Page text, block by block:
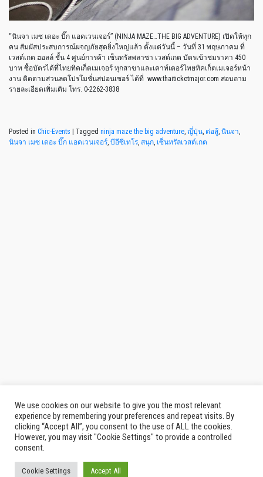
“นินจา เมซ เดอะ บิ๊ก แอดเวนเจอร์” (NINJA MAZE…THE BIG ADVENTURE) เปิดให้ทุก
คน สัมผัสประสบการณ์ผจญภัยสุดยิ่งใหญ่แล้ว ตั้งแต่วันนี้ – วันที่ 31 พฤษภาคม ที่
เวสต์เกต ฮอลล์ ชั้น 4 ศูนย์การค้า เซ็นทรัลพลาซา เวสต์เกต บัตรเข้าชมราคา 450
บาท ซื้อบัตรได้ที่ไทยทิคเก็ตเมเจอร์ ทุกสาขาและเคาท์เตอร์ไทยทิคเก็ตเมเจอร์หน้า
งาน ติดตามส่วนลดโปรโมชั่นสปอนเซอร์ ได้ที่ www.thaiticketmajor.com สอบถาม
รายละเอียดเพิ่มเติม โทร. 0-2262-3838
Posted in Chic-Events Tagged ninja maze the big adventure, ญี่ปุ่น, ต่อสู้, นินจา,
นินจา เมซ เดอะ บิ๊ก แอดเวนเจอร์, บีอีซีเทโร, สนุก, เซ็นทรัลเวสต์เกต
We use cookies on our website to give you the most relevant
experience by remembering your preferences and repeat visits. By
clicking “Accept All”, you consent to the use of ALL the cookies.
However, you may visit "Cookie Settings" to provide a controlled
consent.
Cookie Settings Accept All